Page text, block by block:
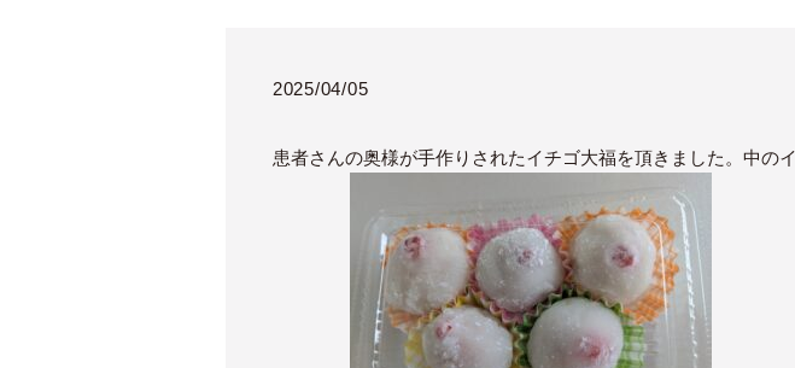
2025/04/05
患者さんの奥様が手作りされたイチゴ大福を頂きました。中の